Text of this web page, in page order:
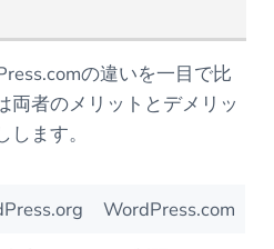
の違いを一目で比
両者のメリットとデメリッ
ます。
WordPress.com